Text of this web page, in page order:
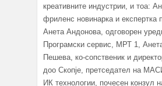
креативните индустрии, и тоа:
фриленс новинарка и експертка
Анета Андонова, одговорен
Програмски сервис, МРТ 1,
Пешева, ко-сопственик и
доо Скопје, претседател на
ИК технологии, почесен конзул